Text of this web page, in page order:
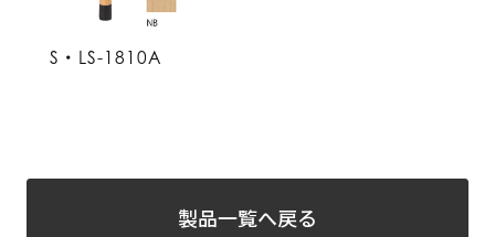
S・LS-1810A
製品一覧へ戻る